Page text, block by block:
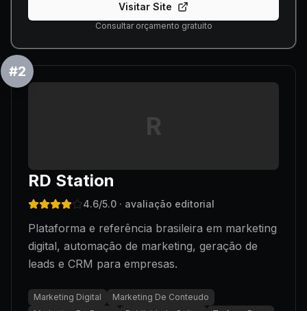
Visitar Site
Consultar orçamento gratuito
#2
R
RD Station
4.6/5.0 · avaliação editorial
Plataforma e referência brasileira em marketing
digital, automação de marketing, geração de
leads e CRM para empresas.
Marketing Digital
Marketing De Conteudo